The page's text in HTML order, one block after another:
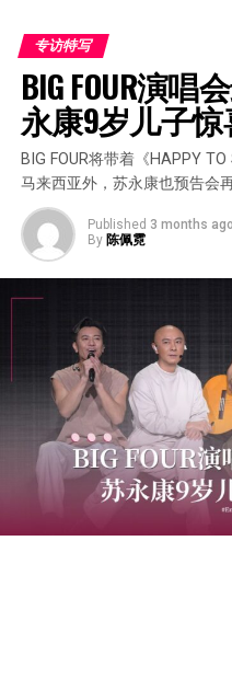
专访特写
BIG FOUR演唱
永康9岁儿子
BIG FOUR将带着《HAPPY
马来西亚外，苏永康也预告会
Published 3 months ago
By 陈佩霓